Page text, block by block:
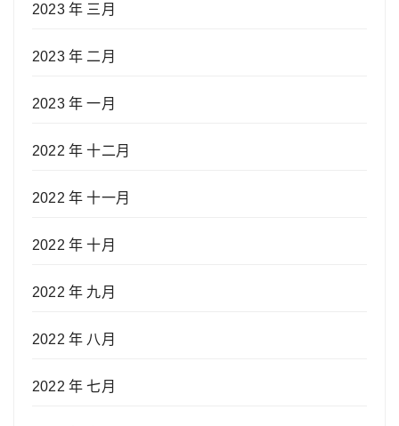
2023 年 三月
2023 年 二月
2023 年 一月
2022 年 十二月
2022 年 十一月
2022 年 十月
2022 年 九月
2022 年 八月
2022 年 七月